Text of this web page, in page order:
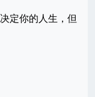
定你的人生，但